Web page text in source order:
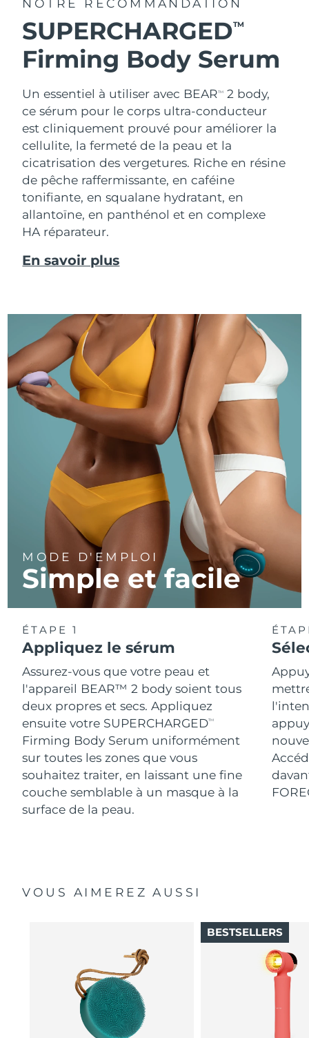
NOTRE RECOMMANDATION
SUPERCHARGEDTM
Firming Body Serum
Un essentiel à utiliser avec BEARTM
2 body,
ce sérum pour le corps ultra-conducteur
est cliniquement prouvé pour améliorer la
cellulite, la fermeté de la peau et la
cicatrisation des vergetures. Riche en résine
de pêche raffermissante, en caféine
tonifiante, en squalane hydratant, en
allantoïne, en panthénol et en complexe
HA réparateur.
En savoir plus
MODE D'EMPLOI
Simple et facile
ÉTAPE 1
Appliquez le sérum
Assurez-vous que votre peau et
l'appareil BEAR™ 2 body soient tous
deux propres et secs. Appliquez
ensuite votre SUPERCHARGEDTM
Firming Body Serum uniformément
sur toutes les zones que vous
souhaitez traiter, en laissant une fine
couche semblable à un masque à la
surface de la peau.
VOUS AIMEREZ AUSSI
BESTSELLERS